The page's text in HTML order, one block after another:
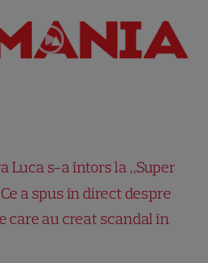
Luca s-a întors la „Super
a spus în direct despre
care au creat scandal în